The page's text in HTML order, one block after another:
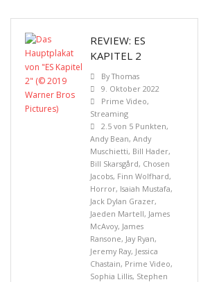
REVIEW: ES
KAPITEL 2
ByThomas
9. Oktober 2022
Prime Video,
Streaming
2.5 von 5 Punkten,
Andy Bean, Andy
Muschietti, Bill Hader,
Bill Skarsgård, Chosen
Jacobs, Finn Wolfhard,
Horror, Isaiah Mustafa,
Jack Dylan Grazer,
Jaeden Martell, James
McAvoy, James
Ransone, Jay Ryan,
Jeremy Ray, Jessica
Chastain, Prime Video,
Sophia Lillis, Stephen